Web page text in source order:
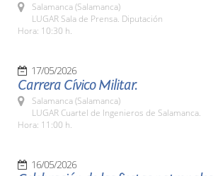
Salamanca (Salamanca)
LUGAR Sala de Prensa. Diputación
Hora: 10:30 h.
17/05/2026
Carrera Cívico Militar.
Salamanca (Salamanca)
LUGAR Cuartel de Ingenieros de Salamanca.
Hora: 11:00 h.
16/05/2026